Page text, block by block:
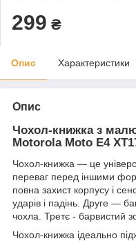
299 ₴
Опис Характеристики
Опис
Чохол-книжка з
Motorola Moto E4
Чохол-книжка ― це
переваг перед іншими
повна захист корпусу і
ударів і падінь. Друге ―
чохла. Третє - барвистий
Чохол-книжка ідеально